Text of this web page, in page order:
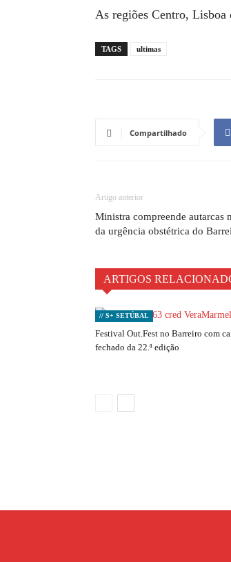
As regiões Centro, Lisboa
TAGS ultimas
Compartilhado
Artigo anterior
Ministra compreende autarcas
da urgência obstétrica do
ARTIGOS
// S+ SETÚBAL
Festival Out.Fest no Barreiro com
fechado da 22.ª edição